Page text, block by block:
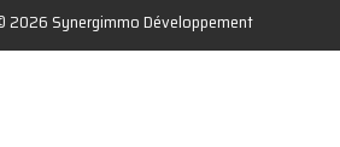
2026 Synergimmo Développement